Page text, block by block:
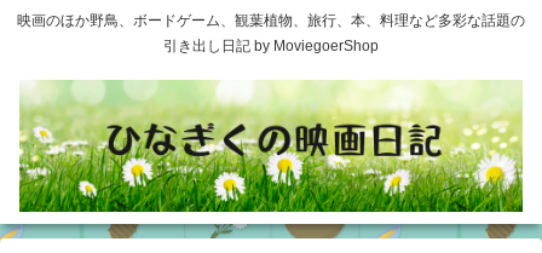
映画のほか野鳥、ボードゲーム、観葉植物、旅行、本、料理など多彩な話題の
引き出し日記 by MoviegoerShop